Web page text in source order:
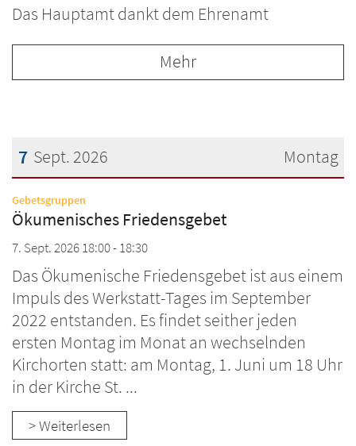
Das Hauptamt dankt dem Ehrenamt
Mehr
Montag
7 Sept. 2026
Datum: 7. September 2026
Gebetsgruppen
Ökumenisches Friedensgebet
7. Sept. 2026 18:00 - 18:30
Das Ökumenische Friedensgebet ist aus einem
Impuls des Werkstatt-Tages im September
2022 entstanden. Es findet seither jeden
ersten Montag im Monat an wechselnden
Kirchorten statt: am Montag, 1. Juni um 18 Uhr
in der Kirche St. ...
> Weiterlesen